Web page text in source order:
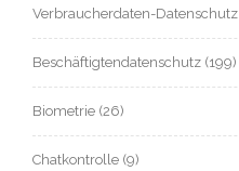
Verbraucherdaten-Datenschutz
Beschäftigtendatenschutz (199)
Biometrie (26)
Chatkontrolle (9)